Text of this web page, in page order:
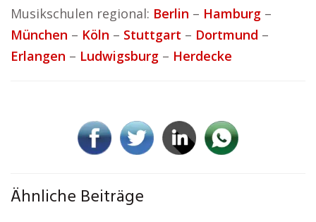
Musikschulen regional: Berlin – Hamburg –
München – Köln – Stuttgart – Dortmund –
Erlangen – Ludwigsburg – Herdecke
Ähnliche Beiträge